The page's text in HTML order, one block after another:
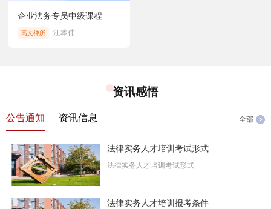
企业法务专员中级课程
高文律所 江本伟
资讯感悟
公告通知 资讯信息 全部
法律实务人才培训考试形式
法律实务人才培训考试形式
法律实务人才培训报考条件